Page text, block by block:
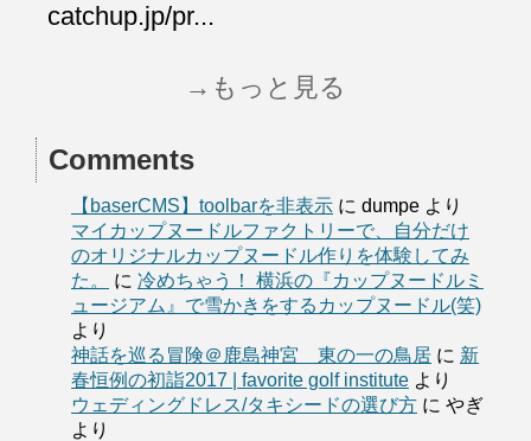
catchup.jp/pr...
→もっと見る
Comments
【baserCMS】toolbarを非表示 に dumpe より
マイカップヌードルファクトリーで、自分だけ
のオリジナルカップヌードル作りを体験してみ
た。
に 冷めちゃう！ 横浜の『カップヌードルミ
ュージアム』で雪かきをするカップヌードル(笑)
より
神話を巡る冒険＠鹿島神宮 東の一の鳥居 に 新
春恒例の初詣2017 | favorite golf institute より
ウェディングドレス/タキシードの選び方 に やぎ
より